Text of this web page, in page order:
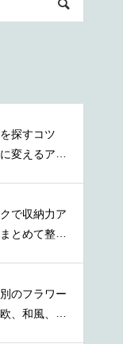
探すコツ
変えるアイ
で収納力ア
とめて整理
のフラワー
、和風、ナ